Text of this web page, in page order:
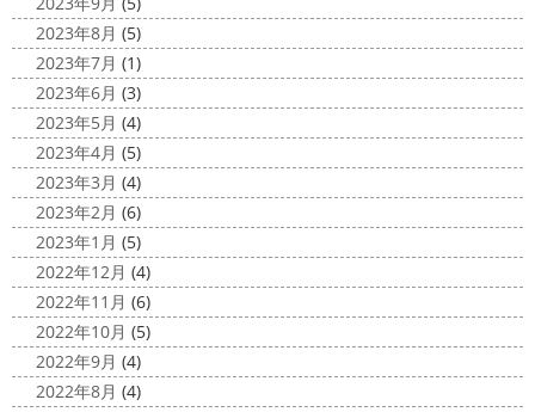
らされて ...
カ陽気になり過ごしやすくなりましたね
お知らせをさせていただきます
先日、弊社が日本ペイン
ト神奈川営業所様より優良施工会社として表彰されました
このよ ...
2020/11/10
HAPPY HALLOWEEN
＊湘南の
外壁塗装専門店＊
ちょっとご無沙汰してる間にもう11月も
10日が過ぎようとしていますね
2020年もあっとゆう間
に終わってしまう～
今年はコロナの影響で色々なイベン
トもなくなり淋しいですね… ですが、先日ブログでもお伝
えしたマービスタ ...
2020/11/02
ウェット完成
＊湘南の外壁塗装専
門店＊
こんにちは!! 今週も１週間始まりました
が、明日は祝日です
今日も１日頑張りましょう
さて
さて、先日のブログで書いた、小倉氏のオーダーしたウェ
2023年8月 (5)
2023年7月 (1)
2023年6月 (3)
2023年5月 (4)
2023年4月 (5)
2023年3月 (4)
2023年2月 (6)
2023年1月 (5)
2022年12月 (4)
2022年11月 (6)
2022年10月 (5)
2022年9月 (4)
2022年8月 (4)